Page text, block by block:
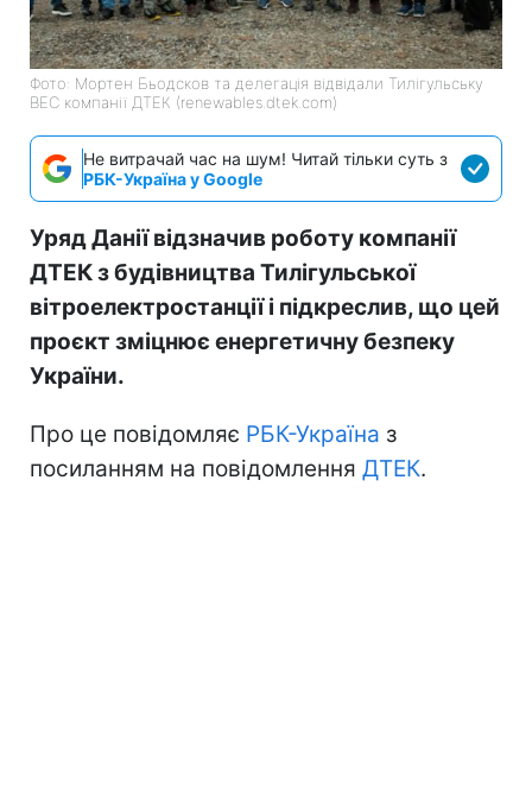
Фото: Мортен Бьодсков та делегація відвідали Тилігульську
ВЕС компанії ДТЕК (renewables.dtek.com)
Не витрачай час на шум! Читай тільки суть з
РБК-Україна у Google
Уряд Данії відзначив роботу компанії
ДТЕК з будівництва Тилігульської
вітроелектростанції і підкреслив, що цей
проєкт зміцнює енергетичну безпеку
України.
Про це повідомляє РБК-Україна з
посиланням на повідомлення ДТЕК.